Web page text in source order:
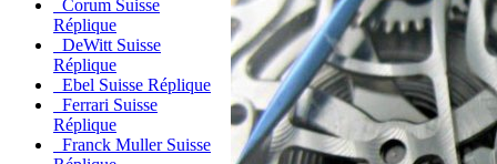
Corum Suisse
Réplique
DeWitt Suisse
Réplique
Ebel Suisse Réplique
Ferrari Suisse
Réplique
Franck Muller Suisse